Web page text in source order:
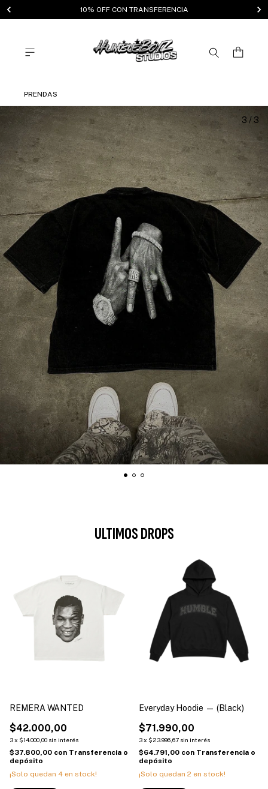
10% OFF CON TRANSFERENCIA
PRENDAS
1 / 3
ULTIMOS DROPS
REMERA WANTED
$42.000,00
3x $14.000,00 sin interés
$37.800,00 con Transferencia o
depósito
¡Solo quedan 4 en stock!
Everyday Hoodie — (Black)
$71.990,00
3x $23.996,67 sin interés
$64.791,00 con Transferencia o
depósito
¡Solo quedan 2 en stock!